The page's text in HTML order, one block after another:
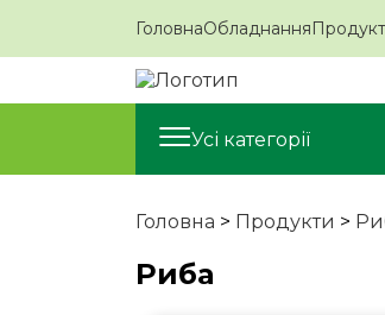
ГоловнаОбладнання
Усі категорії
Головна > Продукти >
Риба